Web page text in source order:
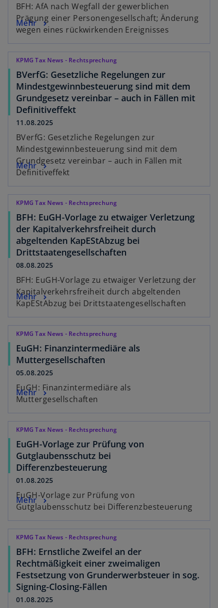
BFH: AfA nach Wegfall der gewerblichen
Prägung einer Personengesellschaft; Änderung
wegen eines rückwirkenden Ereignisses
Mehr
KPMG Tax News - Rechtsprechung
BVerfG: Gesetzliche Regelungen zur
Mindestgewinnbesteuerung sind mit dem
Grundgesetz vereinbar – auch in Fällen mit
Definitiveffekt
11.08.2025
BVerfG: Gesetzliche Regelungen zur
Mindestgewinnbesteuerung sind mit dem
Grundgesetz vereinbar – auch in Fällen mit
Definitiveffekt
Mehr
KPMG Tax News - Rechtsprechung
BFH: EuGH-Vorlage zu etwaiger Verletzung
der Kapitalverkehrsfreiheit durch
abgeltenden KapEStAbzug bei
Drittstaatengesellschaften
08.08.2025
BFH: EuGH-Vorlage zu etwaiger Verletzung der
Kapitalverkehrsfreiheit durch abgeltenden
KapEStAbzug bei Drittstaatengesellschaften
Mehr
KPMG Tax News - Rechtsprechung
EuGH: Finanzintermediäre als
Muttergesellschaften
05.08.2025
EuGH: Finanzintermediäre als
Muttergesellschaften
Mehr
KPMG Tax News - Rechtsprechung
EuGH-Vorlage zur Prüfung von
Gutglaubensschutz bei
Differenzbesteuerung
01.08.2025
EuGH-Vorlage zur Prüfung von
Gutglaubensschutz bei Differenzbesteuerung
Mehr
KPMG Tax News - Rechtsprechung
BFH: Ernstliche Zweifel an der
Rechtmäßigkeit einer zweimaligen
Festsetzung von Grunderwerbsteuer in sog.
Signing-Closing-Fällen
01.08.2025